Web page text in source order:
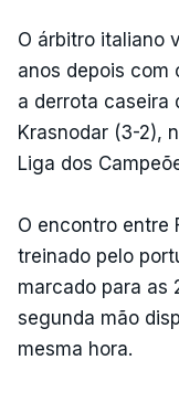
O árbitro italiano
anos depois com
a derrota caseira
Krasnodar (3-2),
Liga dos
O encontro entre
treinado pelo
marcado para as
segunda mão
mesma hora.